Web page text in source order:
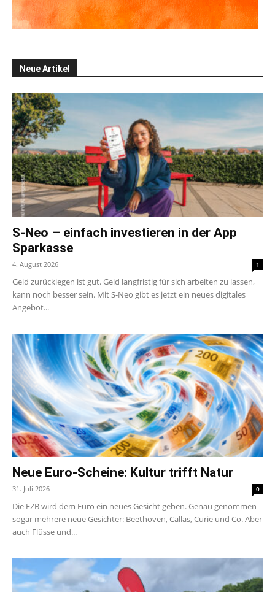
Neue Artikel
S-Neo – einfach investieren in der App
Sparkasse
4. August 2026 1
Geld zurücklegen ist gut. Geld langfristig für sich arbeiten zu lassen,
kann noch besser sein. Mit S-Neo gibt es jetzt ein neues digitales
Angebot...
Neue Euro-Scheine: Kultur trifft Natur
31. Juli 2026 0
Die EZB wird dem Euro ein neues Gesicht geben. Genau genommen
sogar mehrere neue Gesichter: Beethoven, Callas, Curie und Co. Aber
auch Flüsse und...